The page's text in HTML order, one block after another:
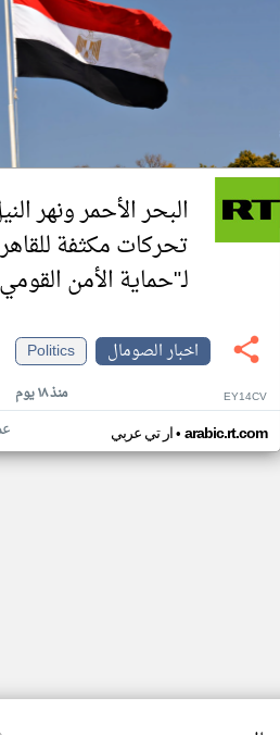
البحر الأحمر ونهر
تحركات مكثفة
لـ"حماية الأمن
اخبار الصومال
Politics
منذ ١٨ يوم EY14CV
ار تي عربي• arabic.rt.com